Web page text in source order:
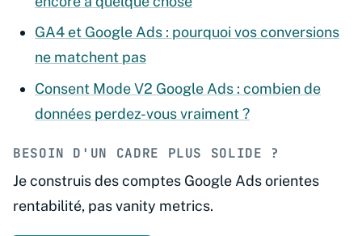
GA4 et Google Ads : pourquoi vos conversions
ne matchent pas
Consent Mode V2 Google Ads : combien de
données perdez-vous vraiment ?
BESOIN D'UN CADRE PLUS SOLIDE ?
Je construis des comptes Google Ads orientes
rentabilité, pas vanity metrics.